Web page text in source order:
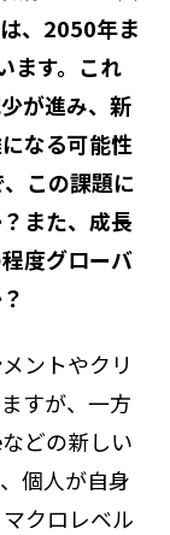
、2050年ま
ます。これ
が進み、新
なる可能性
この課題に
また、成長
度グローバ
ントやクリ
すが、一方
どの新しい
個人が自身
クロレベル